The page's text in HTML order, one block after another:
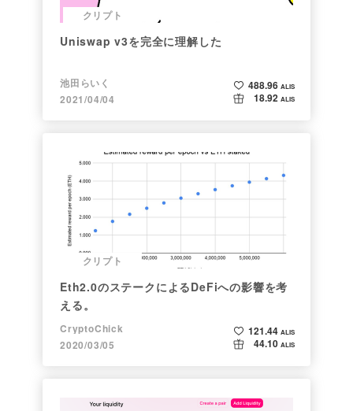
クリプト
Uniswap v3を完全に理解した
池田らいく
2021/04/04
488.96 ALIS
18.92 ALIS
クリプト
Eth2.0のステークによるDeFiへの影響を考
える。
CryptoChick
2020/03/05
121.44 ALIS
44.10 ALIS